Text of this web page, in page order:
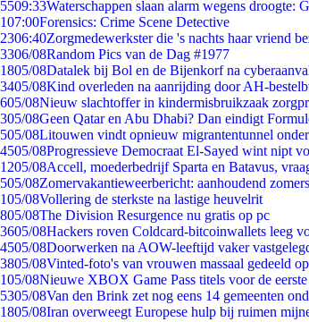
5509:33Waterschappen slaan alarm wegens droogte:
107:00Forensics: Crime Scene Detective
2306:40Zorgmedewerkster die 's nachts haar vriend
3306/08Random Pics van de Dag #1977
1805/08Datalek bij Bol en de Bijenkorf na
3405/08Kind overleden na aanrijding door AH-
605/08Nieuw slachtoffer in kindermisbruikzaak
305/08Geen Qatar en Abu Dhabi? Dan eindigt
505/08Litouwen vindt opnieuw migrantentunnel
4505/08Progressieve Democraat El-Sayed wint nipt
1205/08Accell, moederbedrijf Sparta en Batavus,
505/08Zomervakantieweerbericht: aanhoudend zomers
105/08Vollering de sterkste na lastige heuvelrit
805/08The Division Resurgence nu gratis op pc
3605/08Hackers roven Coldcard-bitcoinwallets leeg
4505/08Doorwerken na AOW-leeftijd vaker
3805/08Vinted-foto's van vrouwen massaal gedeeld
105/08Nieuwe XBOX Game Pass titels voor de
5305/08Van den Brink zet nog eens 14 gemeenten
1805/08Iran overweegt Europese hulp bij ruimen